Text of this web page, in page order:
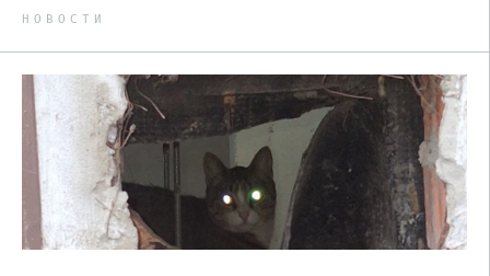
НОВОСТИ